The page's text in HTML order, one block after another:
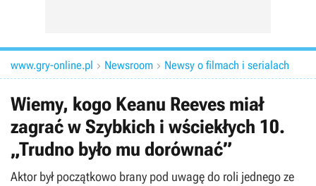
www.gry-online.pl  Newsroom  Newsy o filmach i serialach
Wiemy, kogo Keanu Reeves miał
zagrać w Szybkich i wściekłych 10.
„Trudno było mu dorównać”
Aktor był początkowo brany pod uwagę do roli jednego ze